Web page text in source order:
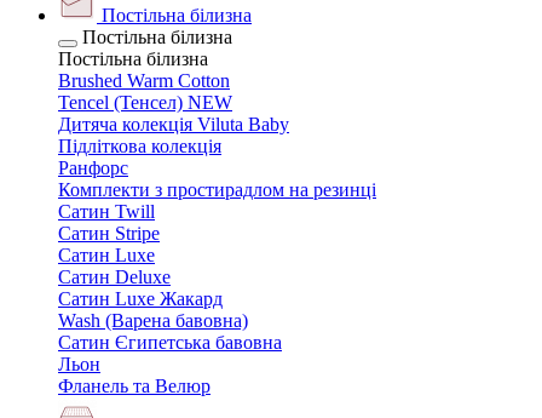
Постільна білизна
Постільна білизна
Постільна білизна
Brushed Warm Cotton
Tencel (Тенсел) NEW
Дитяча колекція Viluta Baby
Підліткова колекція
Ранфорс
Комплекти з простирадлом на резинці
Сатин Twill
Сатин Stripe
Сатин Luxe
Сатин Deluxe
Сатин Luxe Жакард
Wash (Варена бавовна)
Сатин Єгипетська бавовна
Льон
Фланель та Велюр